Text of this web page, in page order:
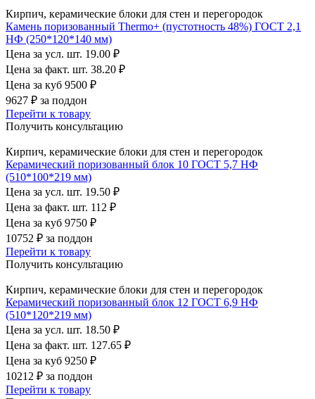
Кирпич, керамические блоки для стен и перегородок
Камень поризованный Thermo+ (пустотность 48%) ГОСТ 2,1
НФ (250*120*140 мм)
Цена за усл. шт. 19.00 ₽
Цена за факт. шт. 38.20 ₽
Цена за куб 9500 ₽
9627 ₽ за поддон
Перейти к товару
Получить консультацию
Кирпич, керамические блоки для стен и перегородок
Керамический поризованный блок 10 ГОСТ 5,7 НФ
(510*100*219 мм)
Цена за усл. шт. 19.50 ₽
Цена за факт. шт. 112 ₽
Цена за куб 9750 ₽
10752 ₽ за поддон
Перейти к товару
Получить консультацию
Кирпич, керамические блоки для стен и перегородок
Керамический поризованный блок 12 ГОСТ 6,9 НФ
(510*120*219 мм)
Цена за усл. шт. 18.50 ₽
Цена за факт. шт. 127.65 ₽
Цена за куб 9250 ₽
10212 ₽ за поддон
Перейти к товару